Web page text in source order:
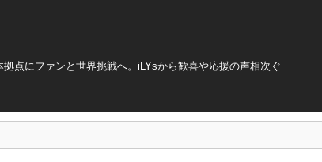
点にファンと世界挑戦へ。iLYsから歓喜や応援の声相次ぐ